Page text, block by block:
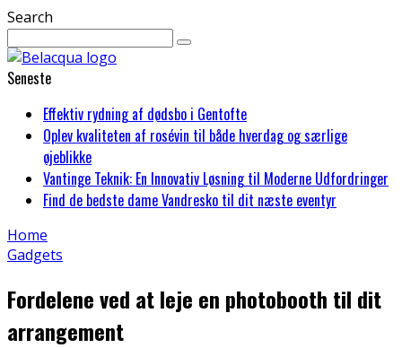
Search
Seneste
Effektiv rydning af dødsbo i Gentofte
Oplev kvaliteten af rosévin til både hverdag og særlige
øjeblikke
Vantinge Teknik: En Innovativ Løsning til Moderne Udfordringer
Find de bedste dame Vandresko til dit næste eventyr
Home
Gadgets
Fordelene ved at leje en photobooth til dit
arrangement